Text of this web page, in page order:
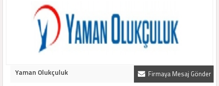
Firmaya Mesaj Gönder
Yaman Olukçuluk